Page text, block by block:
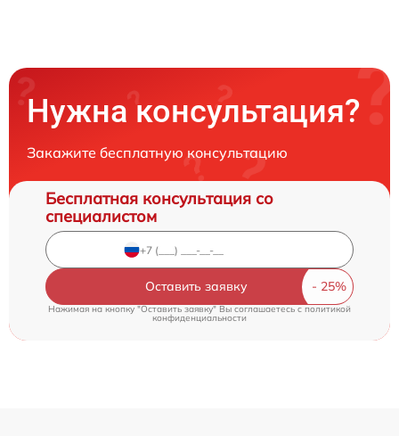
Нужна консультация?
Закажите бесплатную консультацию
Бесплатная консультация со
специалистом
Оставить заявку
Нажимая на кнопку "Оставить заявку" Вы соглашаетесь c политикой
конфиденциальности